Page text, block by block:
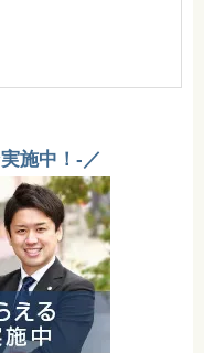
施中！-／